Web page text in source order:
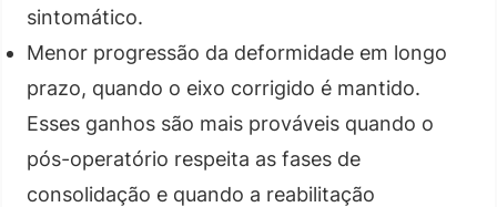
sintomático.
Menor progressão da deformidade em longo
prazo, quando o eixo corrigido é mantido.
Esses ganhos são mais prováveis quando o
pós-operatório respeita as fases de
consolidação e quando a reabilitação